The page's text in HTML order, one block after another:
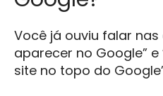
Você já ouviu falar
aparecer no Google”
site no topo do